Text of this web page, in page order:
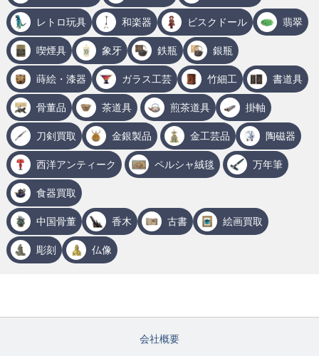
レトロ玩具 和楽器 ビスクドール 翡翠
喫煙具 象牙 鉄瓶 銀瓶
蒔絵・漆器 ガラス工芸 竹細工 書道具
骨董品 茶道具 煎茶道具 掛軸
刀剣買取 金銀製品 金工芸品 陶磁器
西洋アンティーク ペルシャ絨毯 万年筆
食器買取
中国骨董 香木 古書 絵画買取
彫刻 仏像
会社概要